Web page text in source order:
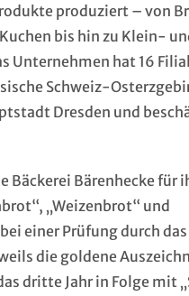
produziert – von
bis hin zu Klein-
Unternehmen hat 16
Schweiz-
Dresden und
Bäckerei Bärenhecke für
„Weizenbrot“ und
einer Prüfung durch
die goldene
dritte Jahr in Folge mit